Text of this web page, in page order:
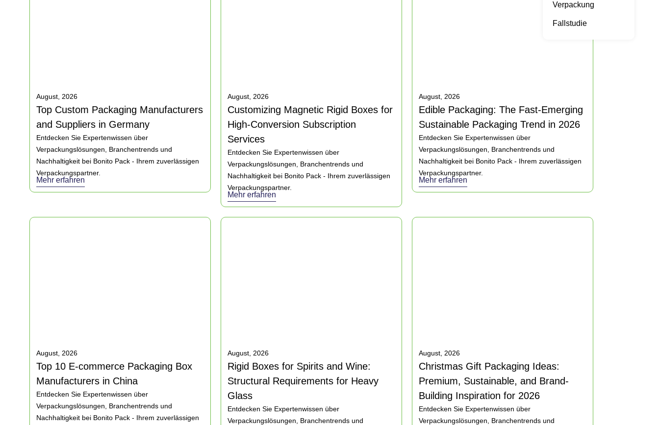
August, 2026
Top Custom Packaging Manufacturers
and Suppliers in Germany
Entdecken Sie Expertenwissen über
Verpackungslösungen, Branchentrends und
Nachhaltigkeit bei Bonito Pack - Ihrem zuverlässigen
Verpackungspartner.
Mehr erfahren
August, 2026
Customizing Magnetic Rigid Boxes for
High-Conversion Subscription
Services
Entdecken Sie Expertenwissen über
Verpackungslösungen, Branchentrends und
Nachhaltigkeit bei Bonito Pack - Ihrem zuverlässigen
Verpackungspartner.
Mehr erfahren
August, 2026
Edible Packaging: The Fast-Emerging
Sustainable Packaging Trend in 2026
Entdecken Sie Expertenwissen über
Verpackungslösungen, Branchentrends und
Nachhaltigkeit bei Bonito Pack - Ihrem zuverlässigen
Verpackungspartner.
Mehr erfahren
August, 2026
Top 10 E-commerce Packaging Box
Manufacturers in China
Entdecken Sie Expertenwissen über
Verpackungslösungen, Branchentrends und
Nachhaltigkeit bei Bonito Pack - Ihrem zuverlässigen
August, 2026
Rigid Boxes for Spirits and Wine:
Structural Requirements for Heavy
Glass
Entdecken Sie Expertenwissen über
Verpackungslösungen, Branchentrends und
August, 2026
Christmas Gift Packaging Ideas:
Premium, Sustainable, and Brand-
Building Inspiration for 2026
Entdecken Sie Expertenwissen über
Verpackungslösungen, Branchentrends und
Verpackung
Fallstudie